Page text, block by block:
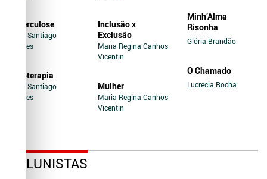
Tuberculose
Jairo Santiago
Novaes
Soroterapia
Jairo Santiago
Novaes
Inclusão x
Exclusão
Maria Regina Canhos
Vicentin
Mulher
Maria Regina Canhos
Vicentin
Minh’Alma
Risonha
Glória Brandão
O Chamado
Lucrecia Rocha
COLUNISTAS